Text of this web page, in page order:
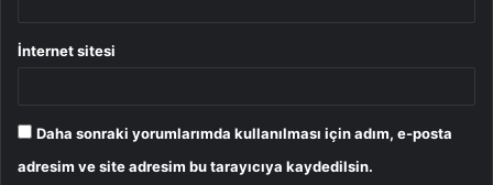
İnternet sitesi
Daha sonraki yorumlarımda kullanılması için adım, e-posta
adresim ve site adresim bu tarayıcıya kaydedilsin.